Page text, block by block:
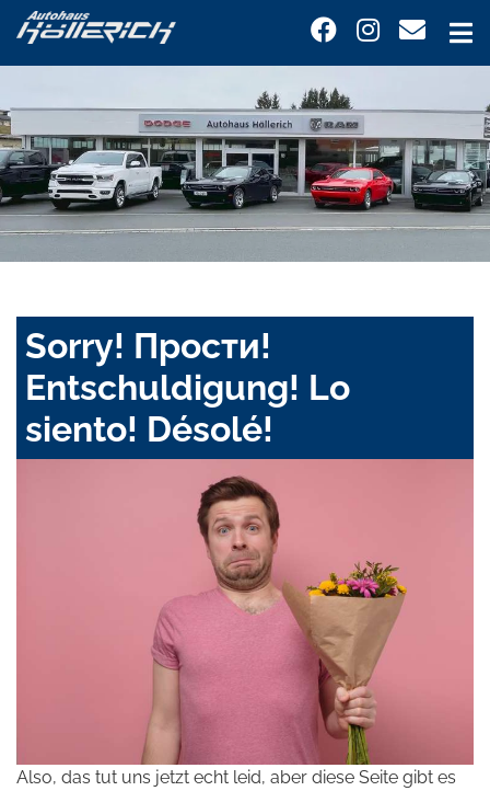
Sorry! Прости!
Entschuldigung! Lo
siento! Désolé!
Also, das tut uns jetzt echt leid, aber diese Seite gibt es